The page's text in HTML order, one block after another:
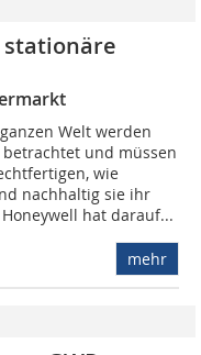
Welt werden
und müssen
wie
nachhaltig sie ihr
hat darauf...
mehr